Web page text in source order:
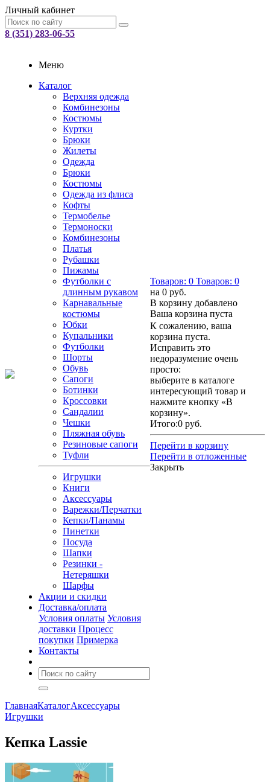
Личный кабинет
8 (351) 283-06-55
Меню
Каталог
Верхняя одежда
Комбинезоны
Костюмы
Куртки
Брюки
Жилеты
Одежда
Брюки
Костюмы
Одежда из флиса
Кофты
Термобелье
Термоноски
Комбинезоны
Платья
Рубашки
Пижамы
Футболки с
длинным рукавом
Карнавальные
костюмы
Юбки
Купальники
Футболки
Шорты
Обувь
Сапоги
Ботинки
Кроссовки
Сандалии
Чешки
Пляжная обувь
Резиновые сапоги
Туфли
Игрушки
Книги
Аксессуары
Варежки/Перчатки
Кепки/Панамы
Пинетки
Посуда
Шапки
Резинки -
Нетеряшки
Шарфы
Акции и скидки
Доставка/оплата
Условия оплаты Условия
доставки Процесс
покупки Примерка
Контакты
Товаров: 0 Товаров: 0
на 0 руб.
В корзину добавлено
Ваша корзина пуста
К сожалению, ваша
корзина пуста.
Исправить это
недоразумение очень
просто:
выберите в каталоге
интересующий товар и
нажмите кнопку «В
корзину».
Итого:0 руб.
Перейти в корзину
Перейти в отложенные
Закрыть
ГлавнаяКаталогАксессуары
Игрушки
Кепка Lassie